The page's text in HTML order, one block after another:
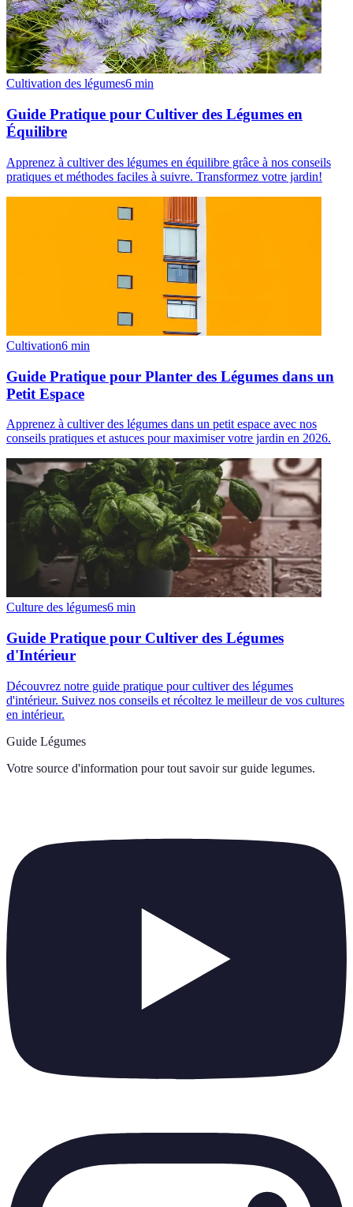
Cultivation des légumes6 min
Guide Pratique pour Cultiver des Légumes en
Équilibre
Apprenez à cultiver des légumes en équilibre grâce à nos conseils
pratiques et méthodes faciles à suivre. Transformez votre jardin!
Cultivation6 min
Guide Pratique pour Planter des Légumes dans un
Petit Espace
Apprenez à cultiver des légumes dans un petit espace avec nos
conseils pratiques et astuces pour maximiser votre jardin en 2026.
Culture des légumes6 min
Guide Pratique pour Cultiver des Légumes
d'Intérieur
Découvrez notre guide pratique pour cultiver des légumes
d'intérieur. Suivez nos conseils et récoltez le meilleur de vos cultures
en intérieur.
Guide Légumes
Votre source d'information pour tout savoir sur guide legumes.